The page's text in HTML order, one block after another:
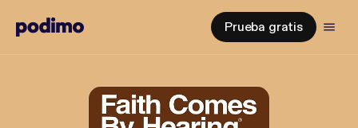
Prueba gratis